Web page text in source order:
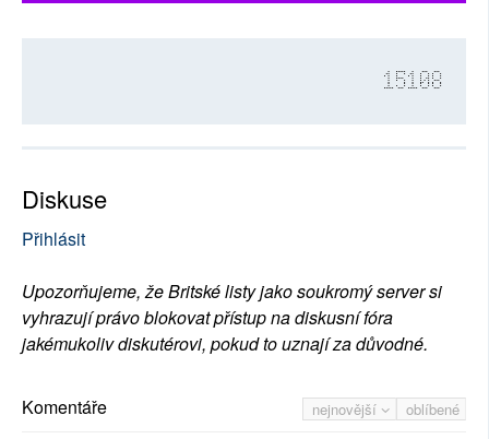
15108
Diskuse
Přihlásit
Upozorňujeme, že Britské listy jako soukromý server si
vyhrazují právo blokovat přístup na diskusní fóra
jakémukoliv diskutérovi, pokud to uznají za důvodné.
nejnovější oblíbené
Komentáře